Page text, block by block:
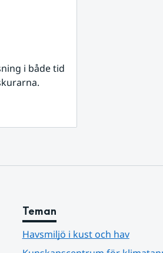
i både tid
Teman
Havsmiljö i kust och hav